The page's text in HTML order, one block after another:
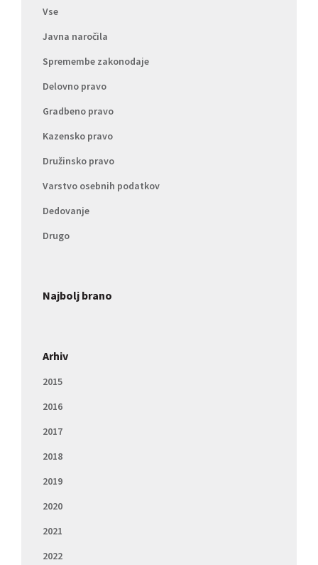
Vse
Javna naročila
Spremembe zakonodaje
Delovno pravo
Gradbeno pravo
Kazensko pravo
Družinsko pravo
Varstvo osebnih podatkov
Dedovanje
Drugo
Najbolj brano
Arhiv
2015
2016
2017
2018
2019
2020
2021
2022